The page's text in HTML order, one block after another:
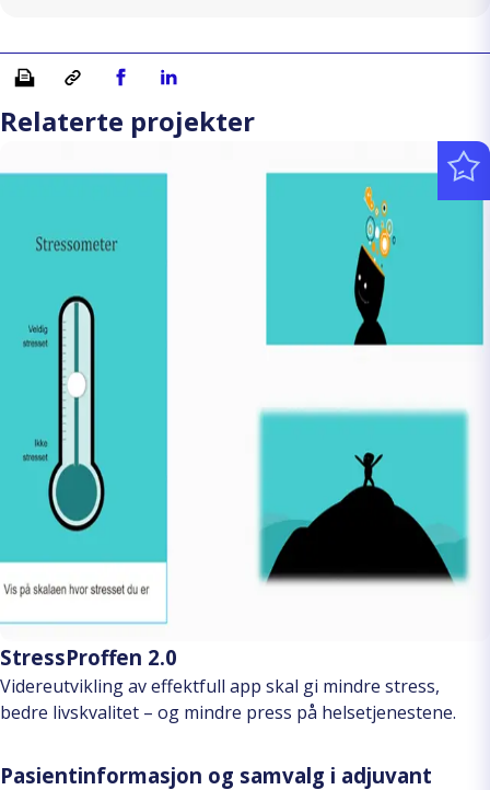
Skriv ut Kopiera länkDel på Facebook
Del på Linkedin
Relaterte projekter
StressProffen 2.0
Videreutvikling av effektfull app skal gi mindre stress,
bedre livskvalitet – og mindre press på helsetjenestene.
Pasientinformasjon og samvalg i adjuvant